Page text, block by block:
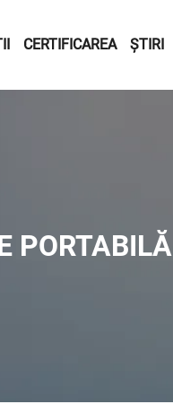
CERTIFICAREA ȘTIRI
PORTABILĂ